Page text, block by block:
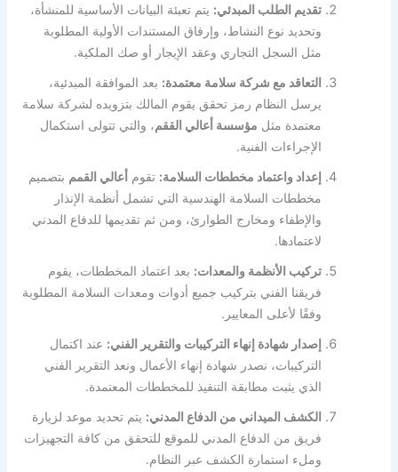
تقديم الطلب المبدئي: يتم تعبئة البيانات الأساسية للمنشأة،
وتحديد نوع النشاط، وإرفاق المستندات الأولية المطلوبة
مثل السجل التجاري وعقد الإيجار أو صك الملكية.
التعاقد مع شركة سلامة معتمدة: بعد الموافقة المبدئية،
يرسل النظام رمز تحقق يقوم المالك بتزويده لشركة سلامة
معتمدة مثل مؤسسة أعالي الققم، والتي تتولى استكمال
الإجراءات الفنية.
إعداد واعتماد مخططات السلامة: تقوم أعالي القمم بتصميم
مخططات السلامة الهندسية التي تشمل أنظمة الإنذار
والإطفاء ومخارج الطوارئ، ومن ثم تقديمها للدفاع المدني
لاعتمادها.
تركيب الأنظمة والمعدات: بعد اعتماد المخططات، يقوم
فريقنا الفني بتركيب جميع أدوات ومعدات السلامة المطلوبة
وفقًا لأعلى المعايير.
إصدار شهادة إنهاء التركيبات والتقرير الفني: عند اكتمال
التركيبات، نصدر شهادة إنهاء الأعمال ونعد التقرير الفني
الذي يثبت مطابقة التنفيذ للمخططات المعتمدة.
الكشف الميداني من الدفاع المدني: يتم تحديد موعد لزيارة
فريق من الدفاع المدني للموقع للتحقق من كافة التجهيزات
وملء استمارة الكشف عبر النظام.